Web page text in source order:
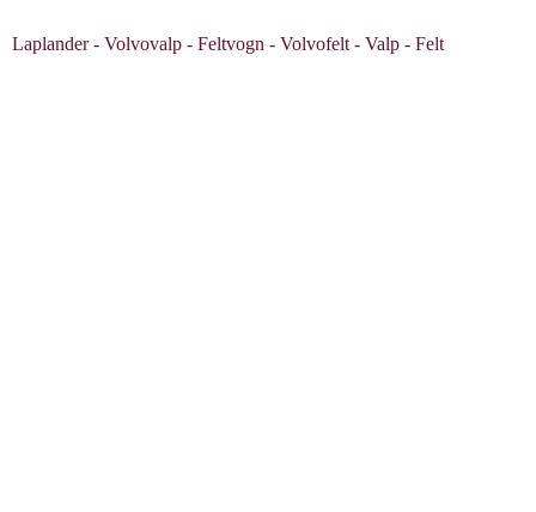
Laplander - Volvovalp - Feltvogn - Volvofelt - Valp - Felt